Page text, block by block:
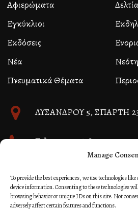
Manage
To provide the best experiences, we use technologies
device information. Consenting to these technologies
browsing behavior or unique IDs on this site. Not
adversely affect certain features and functions.
Αφιερώματα
Εγκύκλιοι
Εκδόσεις
Νέα
Πνευματικά Θέματα
ΛΥΣΑΝΔΡΟΥ 5, ΣΠΑΡΤΗ
Τηλ. 27310 26580 και 27310